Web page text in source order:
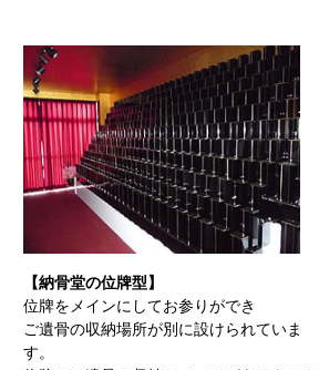
【納骨堂の位牌型】
位牌をメインにしてお参りができ
ご遺骨の収納場所が別に設けられていま
す。